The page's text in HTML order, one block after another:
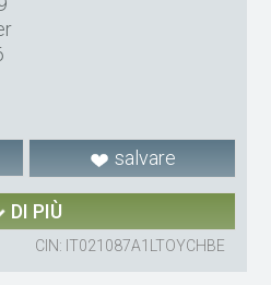
salvare
DI PIÙ
CIN: IT021087A1LTOYCHBE